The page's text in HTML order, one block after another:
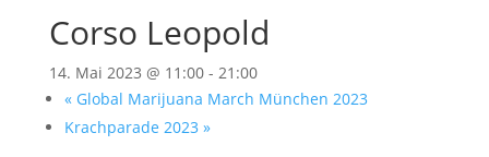
Corso Leopold
14. Mai 2023 @ 11:00- 21:00
«Global Marijuana March München 2023
Krachparade 2023 »